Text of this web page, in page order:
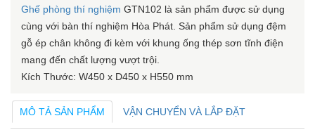
Ghế phòng thí nghiệm GTN102 là sản phẩm được sử dụng
cùng với bàn thí nghiệm Hòa Phát. Sản phẩm sử dụng đệm
gỗ ép chân không đi kèm với khung ống thép sơn tĩnh điện
mang đến chất lượng vượt trội.
Kích Thước: W450 x D450 x H550 mm
MÔ TẢ SẢN PHẨM VẬN CHUYỂN VÀ LẮP ĐẶT